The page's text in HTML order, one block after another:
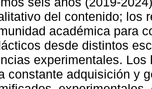
del contenido; los
académica para
desde distintos
experimentales.
constante adquisición y